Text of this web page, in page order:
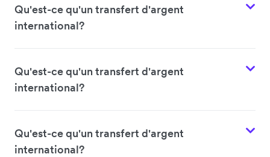
Qu'est-ce qu'un transfert d'argent
international?
Qu'est-ce qu'un transfert d'argent
international?
Qu'est-ce qu'un transfert d'argent
international?